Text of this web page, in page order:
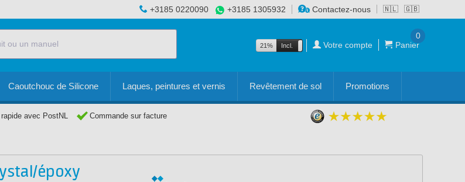
🇳🇱 🇬🇧
+3185 0220090 +3185 1305932 Contactez-nous
21% Incl. Excl. Votre compte Panier
0
Caoutchouc de Silicone Laques, peintures et vernis Revêtement de sol Promotions
avec PostNL Commande sur facture
époxy